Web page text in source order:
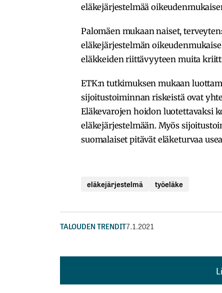
eläkejärjestelmää
Palomäen mukaan naiset,
eläkejärjestelmän
eläkkeiden riittävyyteen muita
ETK:n tutkimuksen mukaan
sijoitustoiminnan riskeistä ovat
Eläkevarojen hoidon luotettavaksi
eläkejärjestelmään. Myös
suomalaiset pitävät eläketurvaa
eläkejärjestelmä työeläke
TALOUDEN TRENDIT7.1.2021